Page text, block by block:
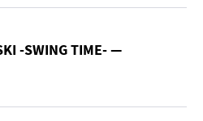
-SWING TIME- —